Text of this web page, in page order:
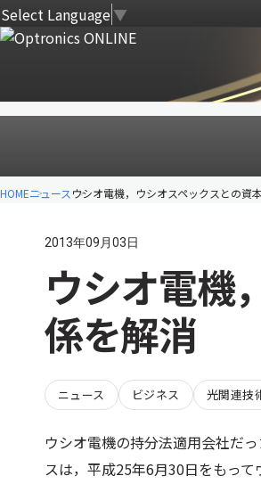
Select Language▼
HOMEニュース ウシオ電機，ウシオスペックスとの資
2013年09月03日
ウシオ電機
係を解消
ニュース ビジネス 光関連技
ウシオ電機の持分法適用会社だ
スは，平成25年6月30日をもっ